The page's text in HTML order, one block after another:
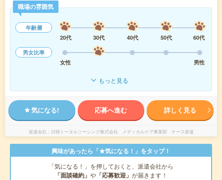
職場の雰囲気
年齢層
20代
30代 40代 50代
60代
男女比率
女性
男性
もっと見る
気になる! 応募へ進む 詳しく見る
派遣会社 日研トータルソーシング株式会社 メディカルケア事業部 ナース派遣
興味があったら「★気になる！」をタップ！
「気になる！」を押しておくと、派遣会社から
「面談確約」 や 「応募歓迎」 が届きます！